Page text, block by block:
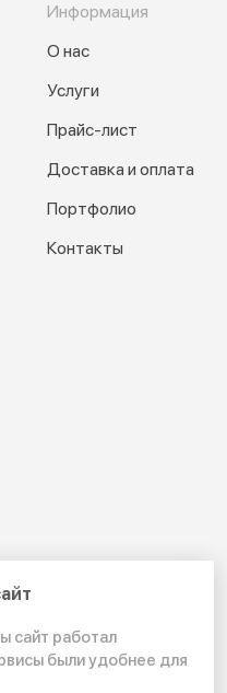
Информация
О нас
Услуги
Прайс-лист
Доставка и оплата
Портфолио
Контакты
сайт работал
были удобнее для